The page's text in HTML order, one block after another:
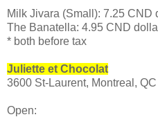
Milk Jivara (Small): 7.25 CND
The Banatella: 4.95 CND
* both before tax
Juliette et Chocolat
3600 St-Laurent, Montreal,
Open: